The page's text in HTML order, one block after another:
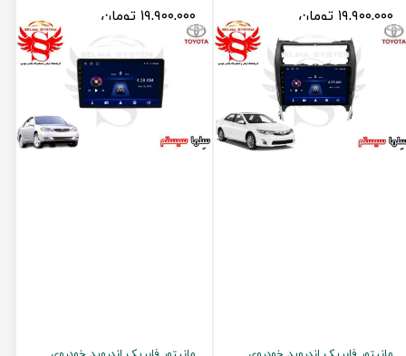
۱۹,۹۰۰,۰۰۰ تومان ۱۹,۹۰۰,۰۰۰ تومان